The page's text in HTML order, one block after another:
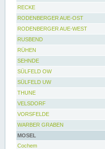
RECKE
RODENBERGER AUE-OST
RODENBERGER AUE-WEST
RUSBEND
RÜHEN
SEHNDE
SÜLFELD OW
SÜLFELD UW
THUNE
VELSDORF
VORSFELDE
WARBER GRABEN
MOSEL
Cochem